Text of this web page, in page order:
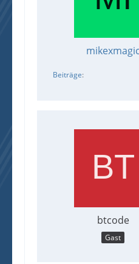
mikexmagic
Beiträge
btcode
Gast